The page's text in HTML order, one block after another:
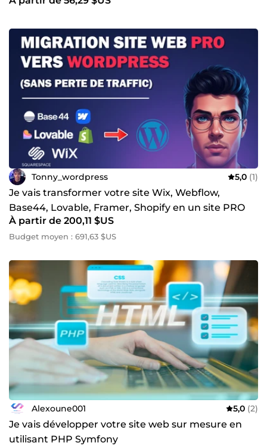
Tonny_wordpress 5,0 (1)
Je vais transformer votre site Wix, Webflow,
Base44, Lovable, Framer, Shopify en un site PRO
WORDPRESS
À partir de 200,11 $US
Budget moyen : 691,63 $US
Alexoune001 5,0 (2)
Je vais développer votre site web sur mesure en
utilisant PHP Symfony